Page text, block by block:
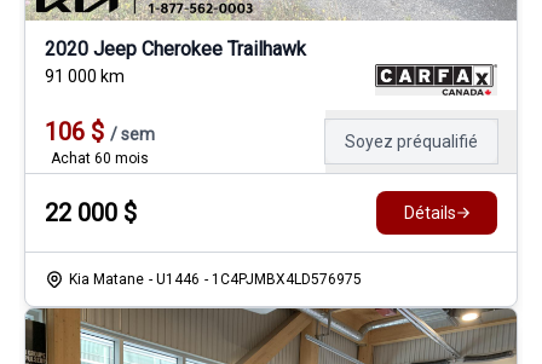
2020 Jeep Cherokee Trailhawk
91 000 km
106 $ /sem
Achat 60 mois
Soyez préqualifié
22 000 $ Détails
Kia Matane - U1446 - 1C4PJMBX4LD576975